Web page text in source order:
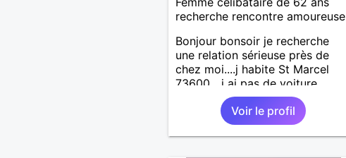
recherche rencontre amoureuse
Bonjour bonsoir je recherche
une relation sérieuse près de
chez moi....j habite St Marcel
73600....j ai pas de voiture
50km ... quelqu'un qui aurait
entre 55 et 64 ans...sans enfants
de préférence même adultes et
qui n aurait garder aucun
Voir le profil